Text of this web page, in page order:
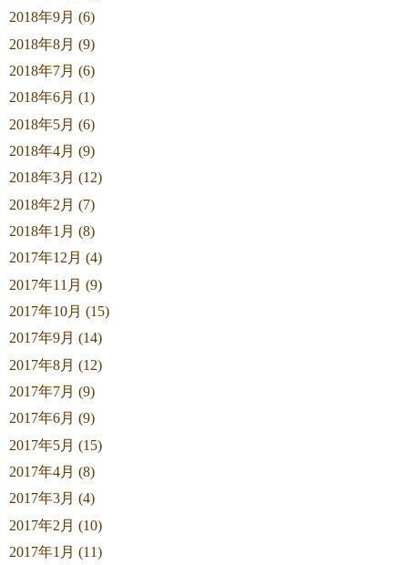
2018年9月 (6)
2018年8月 (9)
2018年7月 (6)
2018年6月 (1)
2018年5月 (6)
2018年4月 (9)
2018年3月 (12)
2018年2月 (7)
2018年1月 (8)
2017年12月 (4)
2017年11月 (9)
2017年10月 (15)
2017年9月 (14)
2017年8月 (12)
2017年7月 (9)
2017年6月 (9)
2017年5月 (15)
2017年4月 (8)
2017年3月 (4)
2017年2月 (10)
2017年1月 (11)